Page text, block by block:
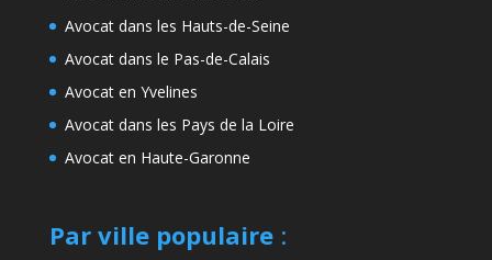
Avocat dans les Hauts-de-Seine
Avocat dans le Pas-de-Calais
Avocat en Yvelines
Avocat dans les Pays de la Loire
Avocat en Haute-Garonne
Par ville populaire: